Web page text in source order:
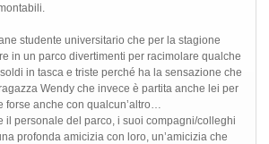
studente universitario che per la stagione
in un parco divertimenti per racimolare qualche
in tasca e triste perché ha la sensazione che
Wendy che invece è partita anche lei per
forse anche con qualcun’altro…
il personale del parco, i suoi compagni/colleghi
profonda amicizia con loro, un’amicizia che